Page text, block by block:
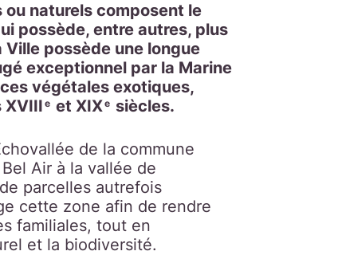
ou naturels composent le
possède, entre autres, plus
possède une longue
exceptionnel par la Marine
végétales exotiques,
XVIIIe et XIXe siècles.
de la commune
Air à la vallée de
parcelles autrefois
cette zone afin de rendre
familiales, tout en
et la biodiversité.